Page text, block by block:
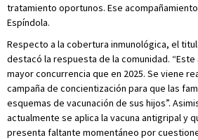
tratamiento oportunos. Ese
Espíndola.
Respecto a la cobertura inmunológica, el
destacó la respuesta de la comunidad.
mayor concurrencia que en 2025. Se viene
campaña de concientización para que las
esquemas de vacunación de sus hijos”.
actualmente se aplica la vacuna antigripal y
presenta faltante momentáneo por